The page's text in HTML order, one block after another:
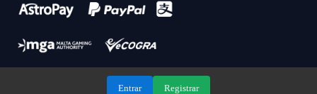
Entrar Registrar